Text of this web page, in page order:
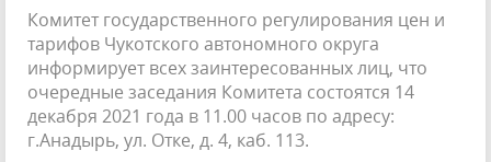
Комитет государственного регулирования цен и
тарифов Чукотского автономного округа
информирует всех заинтересованных лиц, что
очередные заседания Комитета состоятся 14
декабря 2021 года в 11.00 часов по адресу:
г.Анадырь, ул. Отке, д. 4, каб. 113.